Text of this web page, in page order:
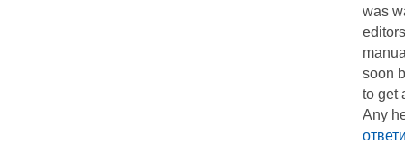
was
soon
to get
Any